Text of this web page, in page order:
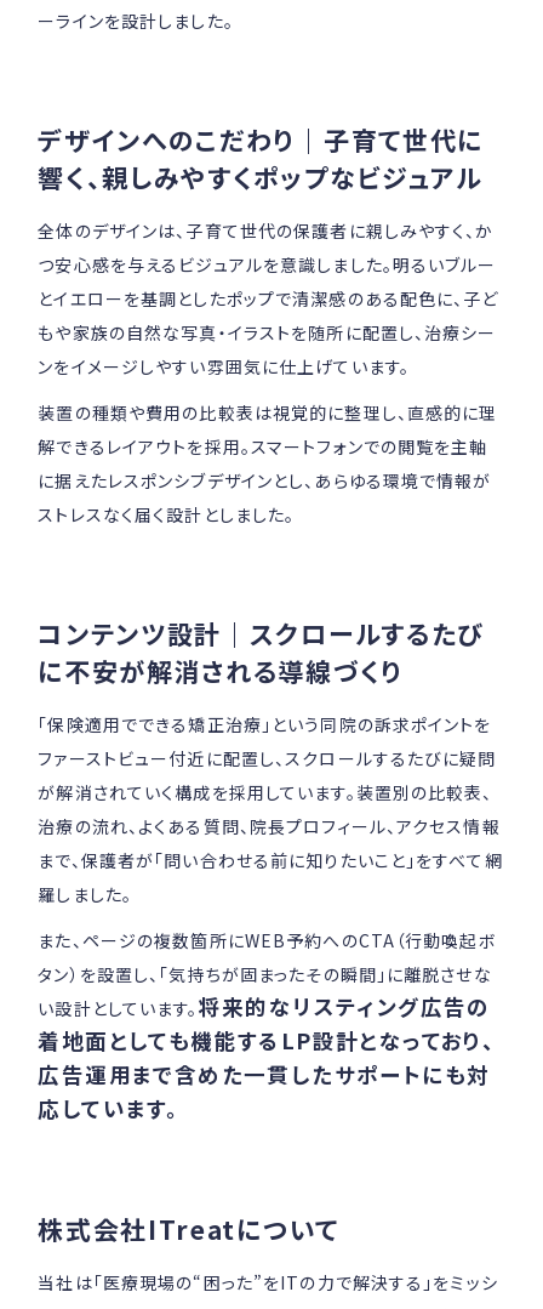
ーラインを設計しました。
デザインへのこだわり｜子育て世代に
響く、親しみやすくポップなビジュアル
全体のデザインは、子育て世代の保護者に親しみやすく、か
つ安心感を与えるビジュアルを意識しました。明るいブルー
とイエローを基調としたポップで清潔感のある配色に、子ど
もや家族の自然な写真・イラストを随所に配置し、治療シー
ンをイメージしやすい雰囲気に仕上げています。
装置の種類や費用の比較表は視覚的に整理し、直感的に理
解できるレイアウトを採用。スマートフォンでの閲覧を主軸
に据えたレスポンシブデザインとし、あらゆる環境で情報が
ストレスなく届く設計としました。
コンテンツ設計｜スクロールするたび
に不安が解消される導線づくり
「保険適用でできる矯正治療」という同院の訴求ポイントを
ファーストビュー付近に配置し、スクロールするたびに疑問
が解消されていく構成を採用しています。装置別の比較表、
治療の流れ、よくある質問、院長プロフィール、アクセス情報
まで、保護者が「問い合わせる前に知りたいこと」をすべて網
羅しました。
また、ページの複数箇所にWEB予約へのCTA（行動喚起ボ
タン）を設置し、「気持ちが固まったその瞬間」に離脱させな
い設計としています。 将来的なリスティング広告の
着地面としても機能するLP設計となっており、
広告運用まで含めた一貫したサポートにも対
応しています。
株式会社ITreatについて
当社は「医療現場の“困った”をITの力で解決する」をミッシ